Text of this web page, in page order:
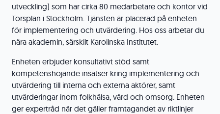
utveckling) som har cirka 80 medarbetare och kontor vid
Torsplan i Stockholm. Tjänsten är placerad på enheten
för implementering och utvärdering. Hos oss arbetar du
nära akademin, särskilt Karolinska Institutet.
Enheten erbjuder konsultativt stöd samt
kompetenshöjande insatser kring implementering och
utvärdering till interna och externa aktörer, samt
utvärderingar inom folkhälsa, vård och omsorg. Enheten
ger expertråd när det gäller framtagandet av riktlinjer